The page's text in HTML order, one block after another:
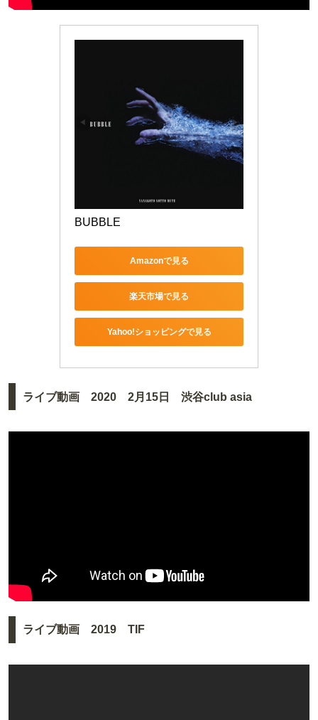
BUBBLE
Amazonで見る
楽天市場で見る
Yahoo!ショッピングで見る
ライブ動画 2020 2月15日 渋谷club asia
ライブ動画 2019 TIF